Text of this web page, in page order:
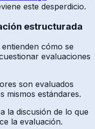
este desperdicio.
estructurada
cómo se
evaluaciones
son evaluados
mismos estándares.
la discusión de lo que
la evaluación.